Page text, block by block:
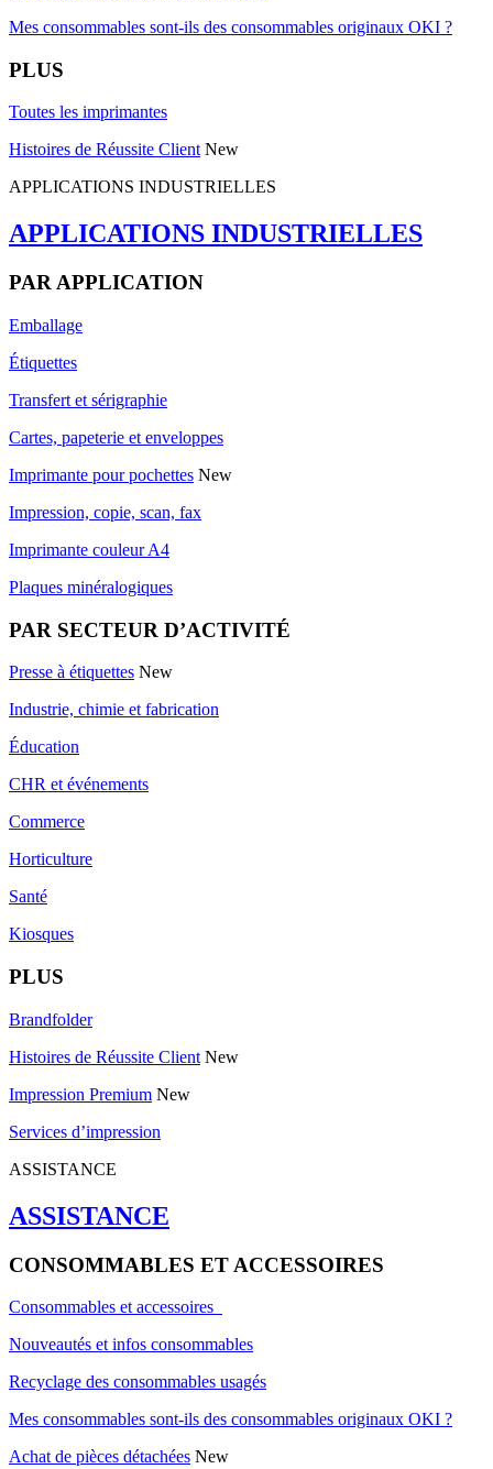
Mes consommables sont-ils des consommables originaux OKI ?
PLUS
Toutes les imprimantes
Histoires de Réussite Client New
APPLICATIONS INDUSTRIELLES
APPLICATIONS INDUSTRIELLES
PAR APPLICATION
Emballage
Étiquettes
Transfert et sérigraphie
Cartes, papeterie et enveloppes
Imprimante pour pochettes New
Impression, copie, scan, fax
Imprimante couleur A4
Plaques minéralogiques
PAR SECTEUR D’ACTIVITÉ
Presse à étiquettes New
Industrie, chimie et fabrication
Éducation
CHR et événements
Commerce
Horticulture
Santé
Kiosques
PLUS
Brandfolder
Histoires de Réussite Client New
Impression Premium New
Services d’impression
ASSISTANCE
ASSISTANCE
CONSOMMABLES ET ACCESSOIRES
Consommables et accessoires
Nouveautés et infos consommables
Recyclage des consommables usagés
Mes consommables sont-ils des consommables originaux OKI ?
Achat de pièces détachées New